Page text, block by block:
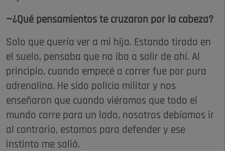
—¿Qué pensamientos te cruzaron por la cabeza?
Solo que quería ver a mi hija. Estando tirado en
el suelo, pensaba que no iba a salir de ahí. Al
principio, cuando empecé a correr fue por pura
adrenalina. He sido policía militar y nos
enseñaron que cuando viéramos que todo el
mundo corre para un lado, nosotros debíamos ir
al contrario, estamos para defender y ese
instinto me salió.